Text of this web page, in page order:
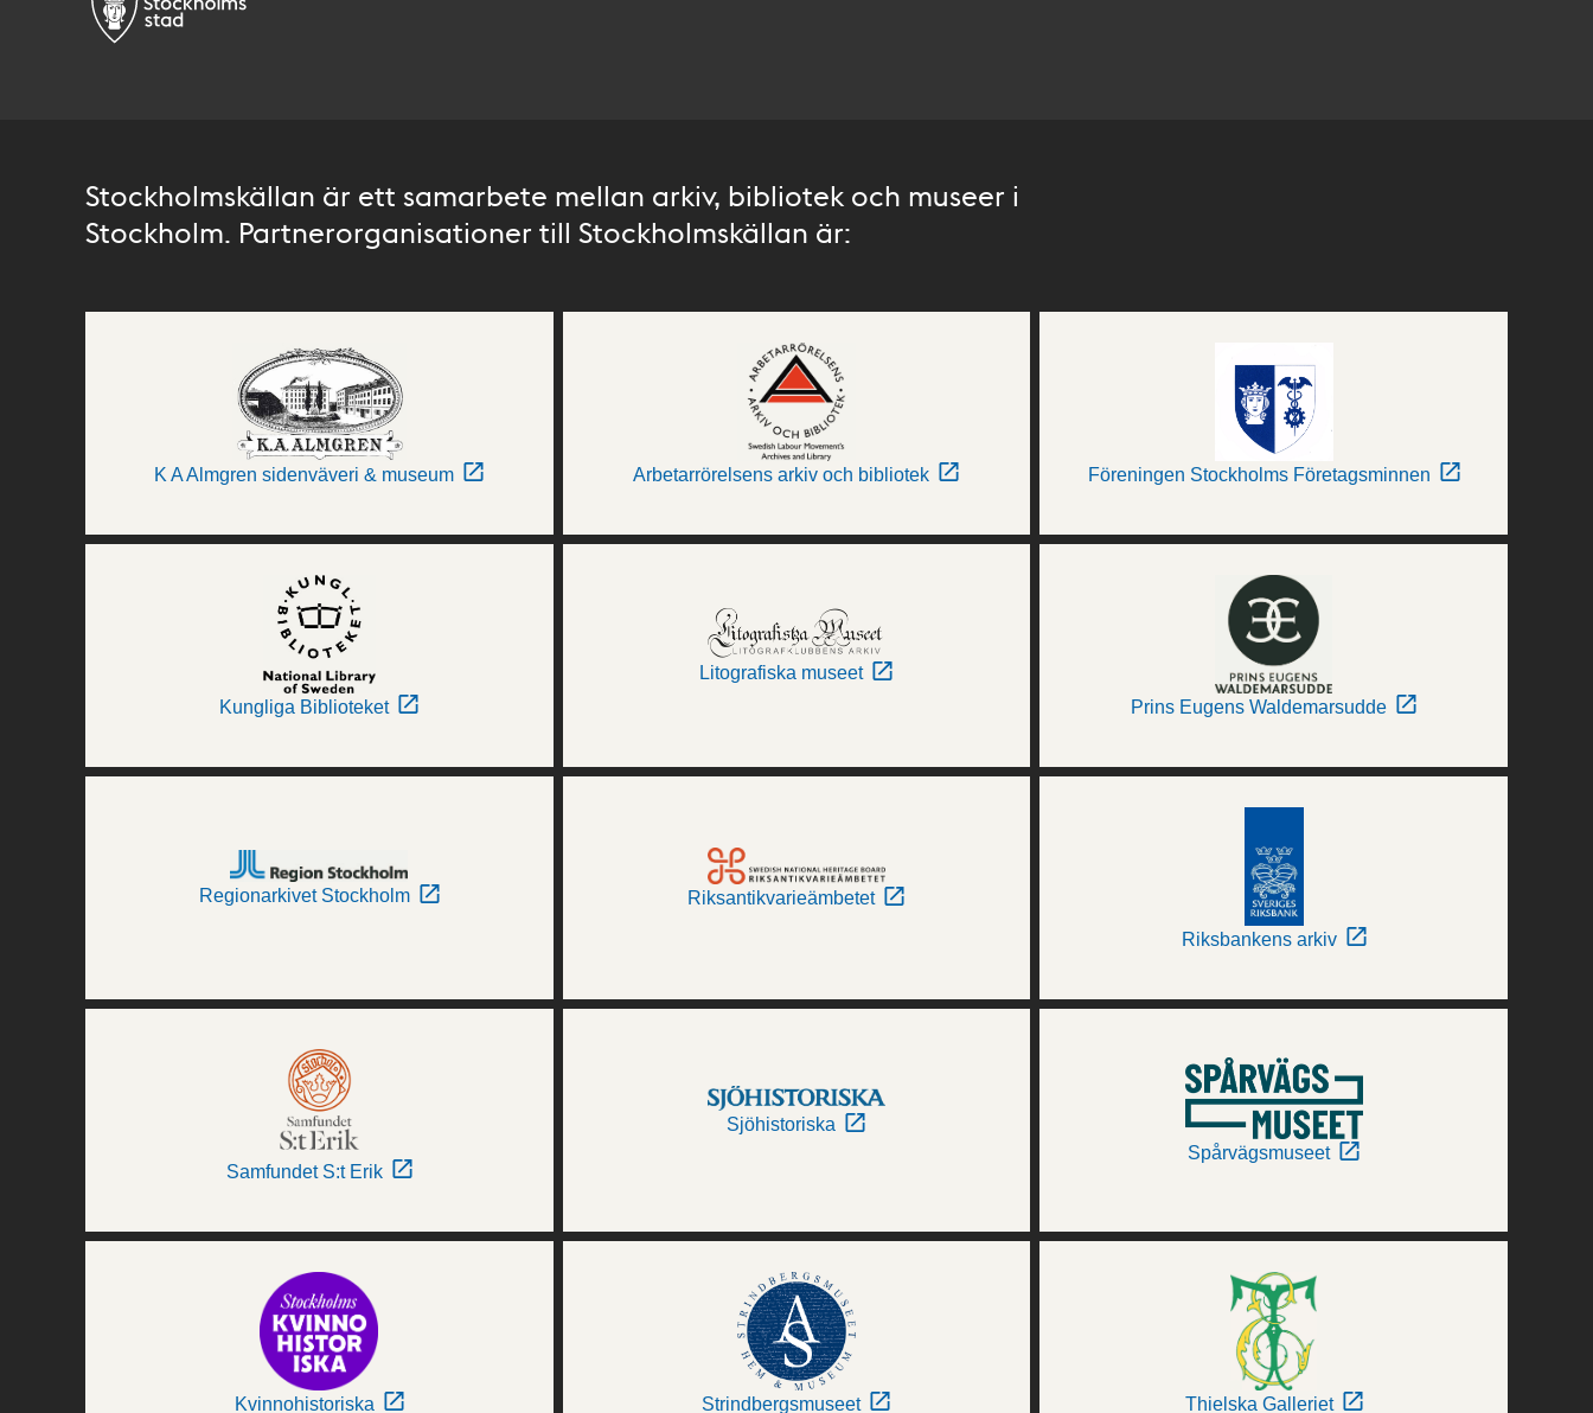
Stockholmskällan är ett samarbete mellan arkiv, bibliotek och museer i
Stockholm. Partnerorganisationer till Stockholmskällan är:
K A Almgren sidenväveri & museum Arbetarrörelsens arkiv och bibliotek Föreningen Stockholms Företagsminnen
Kungliga Biblioteket
Litografiska museet
Prins Eugens Waldemarsudde
Regionarkivet Stockholm Riksantikvarieämbetet
Riksbankens arkiv
Samfundet S:t Erik
Sjöhistoriska
Spårvägsmuseet
Kvinnohistoriska Strindbergsmuseet Thielska Galleriet